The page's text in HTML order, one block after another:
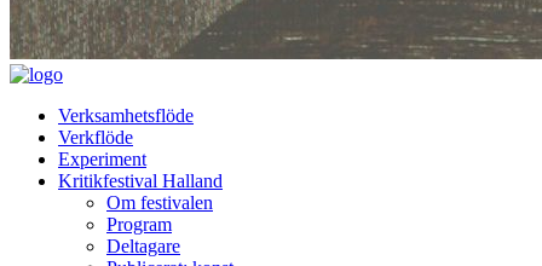
Verksamhetsflöde
Verkflöde
Experiment
Kritikfestival Halland
Om festivalen
Program
Deltagare